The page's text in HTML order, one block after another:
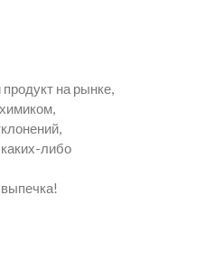
на рынке,
каких-либо